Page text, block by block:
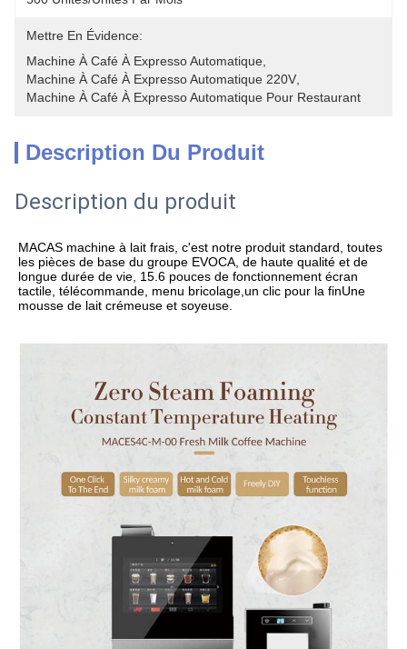
Mettre En Évidence:
Machine À Café À Expresso Automatique
Machine À Café À Expresso Automatique 220V
Machine À Café À Expresso Automatique Pour Restaurant
Description Du Produit
Description du produit
MACAS machine à lait frais, c'est notre produit standard, toutes
les pièces de base du groupe EVOCA, de haute qualité et de
longue durée de vie, 15.6 pouces de fonctionnement écran
tactile, télécommande, menu bricolage,un clic pour la finUne
mousse de lait crémeuse et soyeuse.